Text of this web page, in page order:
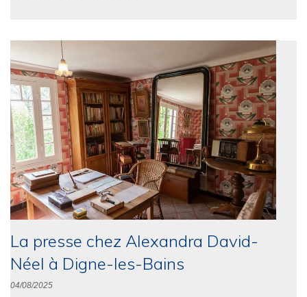
La presse chez Alexandra David-
Néel à Digne-les-Bains
04/08/2025